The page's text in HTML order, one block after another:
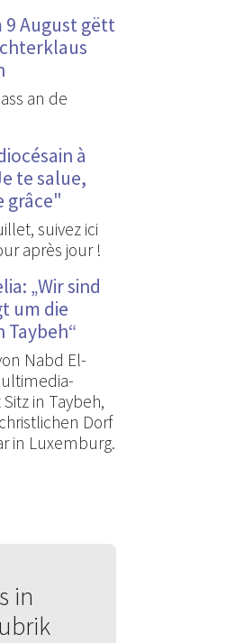
9 August gëtt
an de
à
te salue,
grâce"
suivez ici
après jour !
„Wir sind
um die
Taybeh“
Nabd El-
in Taybeh,
Dorf
in Luxemburg.
in